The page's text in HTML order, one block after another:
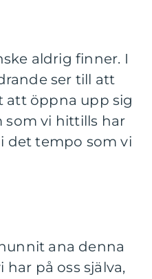
aldrig finner. I
ser till att
att öppna upp sig
som vi hittills har
det tempo som vi
ana denna
på oss själva,